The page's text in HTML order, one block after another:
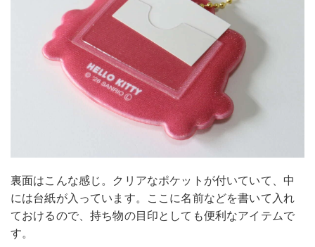
裏面はこんな感じ。クリアなポケットが付いていて、中
には台紙が入っています。ここに名前などを書いて入れ
ておけるので、持ち物の目印としても便利なアイテムで
す。